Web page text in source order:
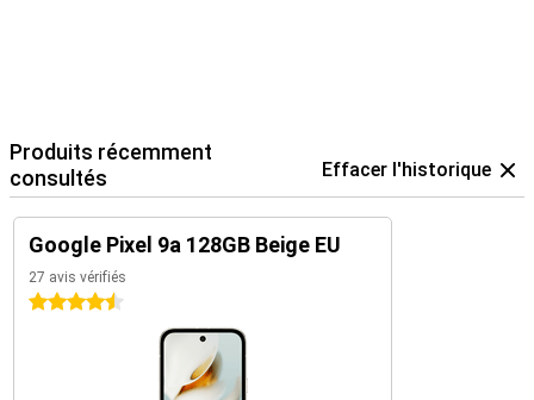
Produits récemment
consultés
Effacer l'historique
Google Pixel 9a 128GB Beige EU
27 avis vérifiés
4.5 étoiles